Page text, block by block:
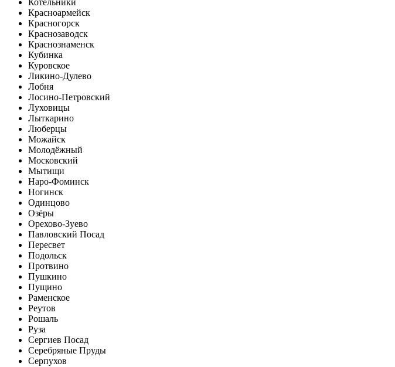
Котельники
Красноармейск
Красногорск
Краснозаводск
Краснознаменск
Кубинка
Куровское
Ликино-Дулево
Лобня
Лосино-Петровский
Луховицы
Лыткарино
Люберцы
Можайск
Молодёжный
Московский
Мытищи
Наро-Фоминск
Ногинск
Одинцово
Озёры
Орехово-Зуево
Павловский Посад
Пересвет
Подольск
Протвино
Пушкино
Пущино
Раменское
Реутов
Рошаль
Руза
Сергиев Посад
Серебряные Пруды
Серпухов